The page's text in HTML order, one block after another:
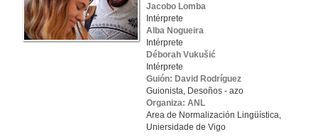
Jacobo Lomba
Intérprete
Alba Nogueira
Intérprete
Déborah Vukušić
Intérprete
Guión: David Rodríguez
Guionista, Desoños - azo
Organiza: ANL
Area de Normalización Lingüística,
Uniersidade de Vigo